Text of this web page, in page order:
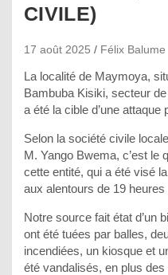
CIVILE)
17 août 2025 Félix Balume
La localité de Maymoya,
Bambuba Kisiki, secteur
a été la cible d’une attaque
Selon la société civile
M. Yango Bwema, c’est le
cette entité, qui a été visé
aux alentours de 19 heures
Notre source fait état d’un
ont été tuées par balles,
incendiées, un kiosque et
été vandalisés, en plus